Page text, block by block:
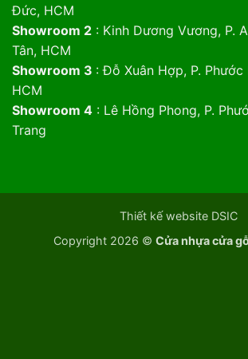
Đức, HCM
Showroom 2: Kinh Dương Vương, P.
Tân, HCM
Showroom 3 : Đỗ Xuân Hợp, P. Phước
HCM
Showroom 4: Lê Hồng Phong, P.
Trang
Thiết kế website DSIC
Copyright 2026 © Cửa nhựa cửa